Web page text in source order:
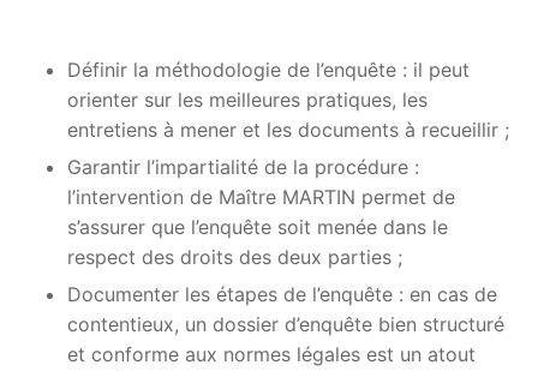
Définir la méthodologie de l’enquête : il peut
orienter sur les meilleures pratiques, les
entretiens à mener et les documents à recueillir ;
Garantir l’impartialité de la procédure :
l’intervention de Maître MARTIN permet de
s’assurer que l’enquête soit menée dans le
respect des droits des deux parties ;
Documenter les étapes de l’enquête : en cas de
contentieux, un dossier d’enquête bien structuré
et conforme aux normes légales est un atout